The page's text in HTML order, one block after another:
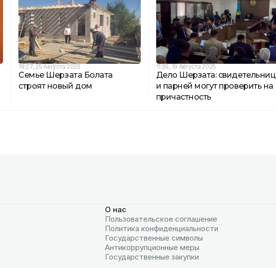
18:27, 25 Августа 2025
Семье Шерзата Болата
строят новый дом
11:55, 19 Августа 2025
Дело Шерзата: свидетельниц
и парней могут проверить на
причастность
О нас
Пользовательское соглашение
Политика конфиденциальности
Государственные символы
Антикоррупционные меры
Государственные закупки